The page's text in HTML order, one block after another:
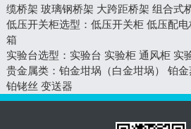
缆桥架 玻璃钢桥架 大跨距桥架 组合式
低压开关柜选型 ： 低压开关柜 低压配电
箱
实验台选型 ： 实验台 实验柜 通风柜 实
贵金属类： 铂金坩埚（白金坩埚） 铂金
铂铑丝 变送器